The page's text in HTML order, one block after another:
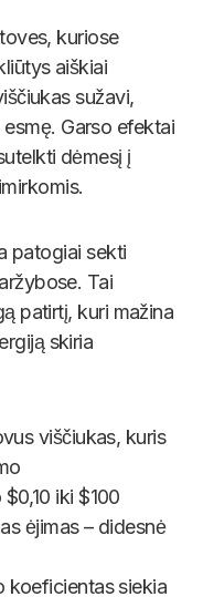
kuriose
aiškiai
sužavi,
Garso efektai
dėmesį į
patogiai sekti
Tai
patirtį, kuri mažina
skiria
viščiukas, kuris
iki $100
ėjimas – didesnė
koeficientas siekia